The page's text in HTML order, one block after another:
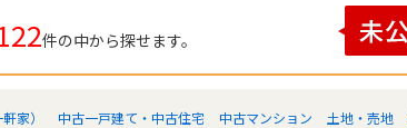
件の中から探せます。
家） 中古一戸建て・中古住宅 中古マンション 土地・売地